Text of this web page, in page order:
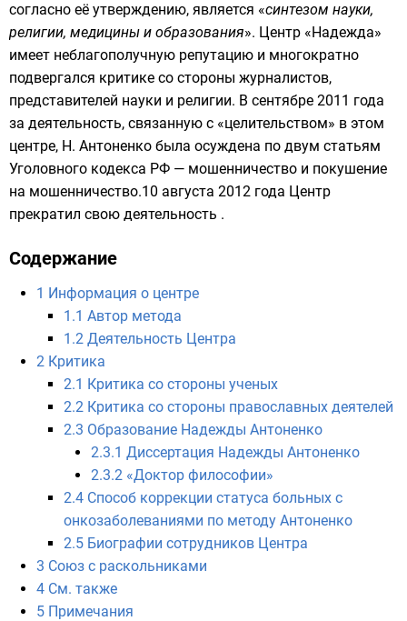
согласно её утверждению, является «синтезом науки,
религии, медицины и образования». Центр «Надежда»
имеет неблагополучную репутацию и многократно
подвергался критике со стороны журналистов,
представителей науки и религии. В сентябре 2011 года
за деятельность, связанную с «целительством» в этом
центре, Н. Антоненко была осуждена по двум статьям
Уголовного кодекса РФ — мошенничество и покушение
на мошенничество.10 августа 2012 года Центр
прекратил свою деятельность .
Содержание
1 Информация о центре
1.1 Автор метода
1.2 Деятельность Центра
2 Критика
2.1 Критика со стороны ученых
2.2 Критика со стороны православных деятелей
2.3 Образование Надежды Антоненко
2.3.1 Диссертация Надежды Антоненко
2.3.2 «Доктор философии»
2.4 Способ коррекции статуса больных с
онкозаболеваниями по методу Антоненко
2.5 Биографии сотрудников Центра
3 Союз с раскольниками
4 См. также
5 Примечания